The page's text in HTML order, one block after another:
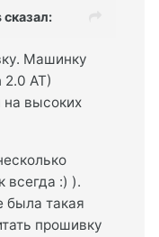
сказал:
Машинку
2.0 AT)
на высоких
всегда :) ).
была такая
прошивку